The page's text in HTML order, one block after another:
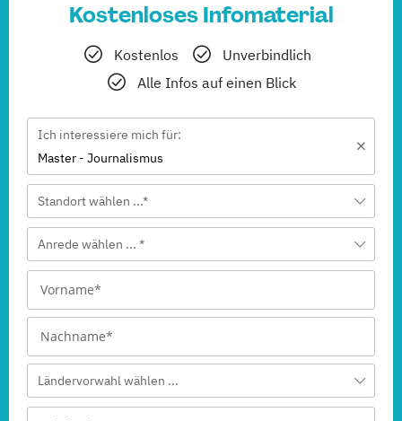
Kostenloses Infomaterial
Kostenlos
Unverbindlich
Alle Infos auf einen Blick
Ich interessiere mich für:
Master - Journalismus
Standort wählen ...*
Anrede wählen ... *
Ländervorwahl wählen ...